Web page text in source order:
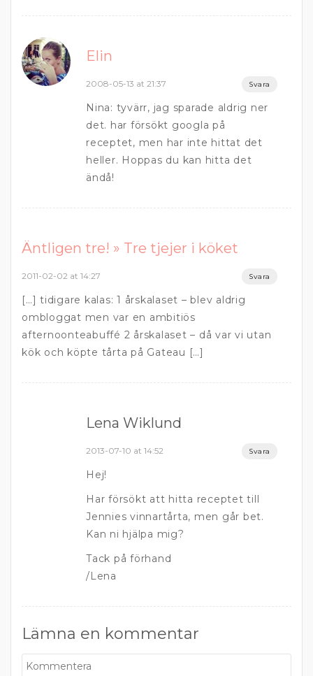
Elin
2008-05-13 at 21:37 Svara
Nina: tyvärr, jag sparade aldrig ner
det. har försökt googla på
receptet, men har inte hittat det
heller. Hoppas du kan hitta det
ändå!
Äntligen tre! » Tre tjejer i köket
2011-02-02 at 14:27 Svara
[…] tidigare kalas: 1 årskalaset – blev aldrig
ombloggat men var en ambitiös
afternoonteabuffé 2 årskalaset – då var vi utan
kök och köpte tårta på Gateau […]
Lena Wiklund
2013-07-10 at 14:52 Svara
Hej!
Har försökt att hitta receptet till
Jennies vinnartårta, men går bet.
Kan ni hjälpa mig?
Tack på förhand
/Lena
Lämna en kommentar